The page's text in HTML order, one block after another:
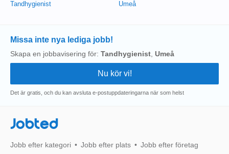
Tandhygienist Umeå
Missa inte nya lediga jobb!
Skapa en jobbavisering för: Tandhygienist Umeå
Det är gratis, och du kan avsluta e-postuppdateringarna när som helst
Jobted
Jobb efter kategori Jobb efter plats Jobb efter företag